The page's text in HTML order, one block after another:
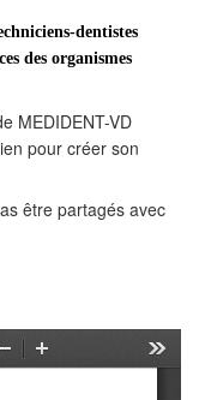
dentistes
des organismes
MEDIDENT-VD
pour créer son
être partagés avec